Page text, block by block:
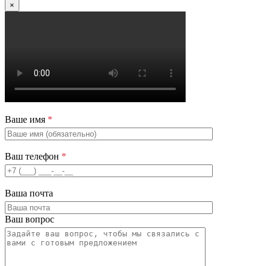
×
Ваше имя *
Ваш телефон *
Ваша почта
Ваш вопрос